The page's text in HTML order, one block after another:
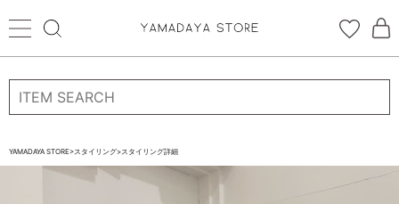
ログイン 新規会員登録
お気に入り
YAMADAYA STORE>スタイリング>スタイリング詳細
ログイン